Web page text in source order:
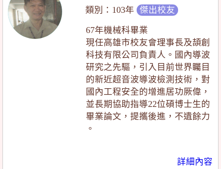
詳細內容
類別：103年 傑出校友
67年機械科畢業
現任高雄市校友會理事長及頡創
科技有限公司負責人。國內導波
研究之先驅，引入目前世界矚目
的新近超音波導波檢測技術，對
國內工程安全的增進居功厥偉，
並長期協助指導22位碩博士生的
畢業論文，提攜後進，不遺餘力
。